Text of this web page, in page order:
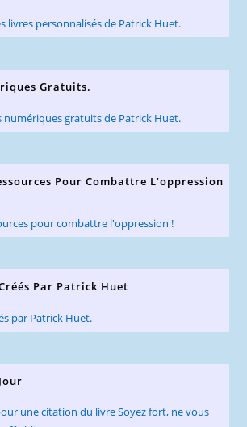
Gratuits.
Pour Combattre L’oppression
Par Patrick Huet